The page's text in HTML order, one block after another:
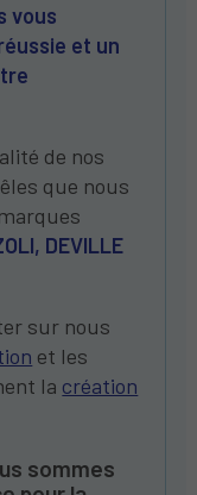
vous
et un
de nos
que nous
DEVILLE
sur nous
et les
la création
sommes